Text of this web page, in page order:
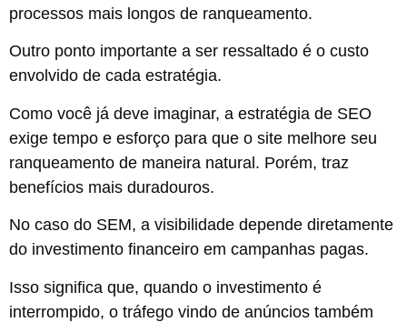
processos mais longos de ranqueamento.
Outro ponto importante a ser ressaltado é o custo
envolvido de cada estratégia.
Como você já deve imaginar, a estratégia de SEO
exige tempo e esforço para que o site melhore seu
ranqueamento de maneira natural. Porém, traz
benefícios mais duradouros.
No caso do SEM, a visibilidade depende diretamente
do investimento financeiro em campanhas pagas.
Isso significa que, quando o investimento é
interrompido, o tráfego vindo de anúncios também